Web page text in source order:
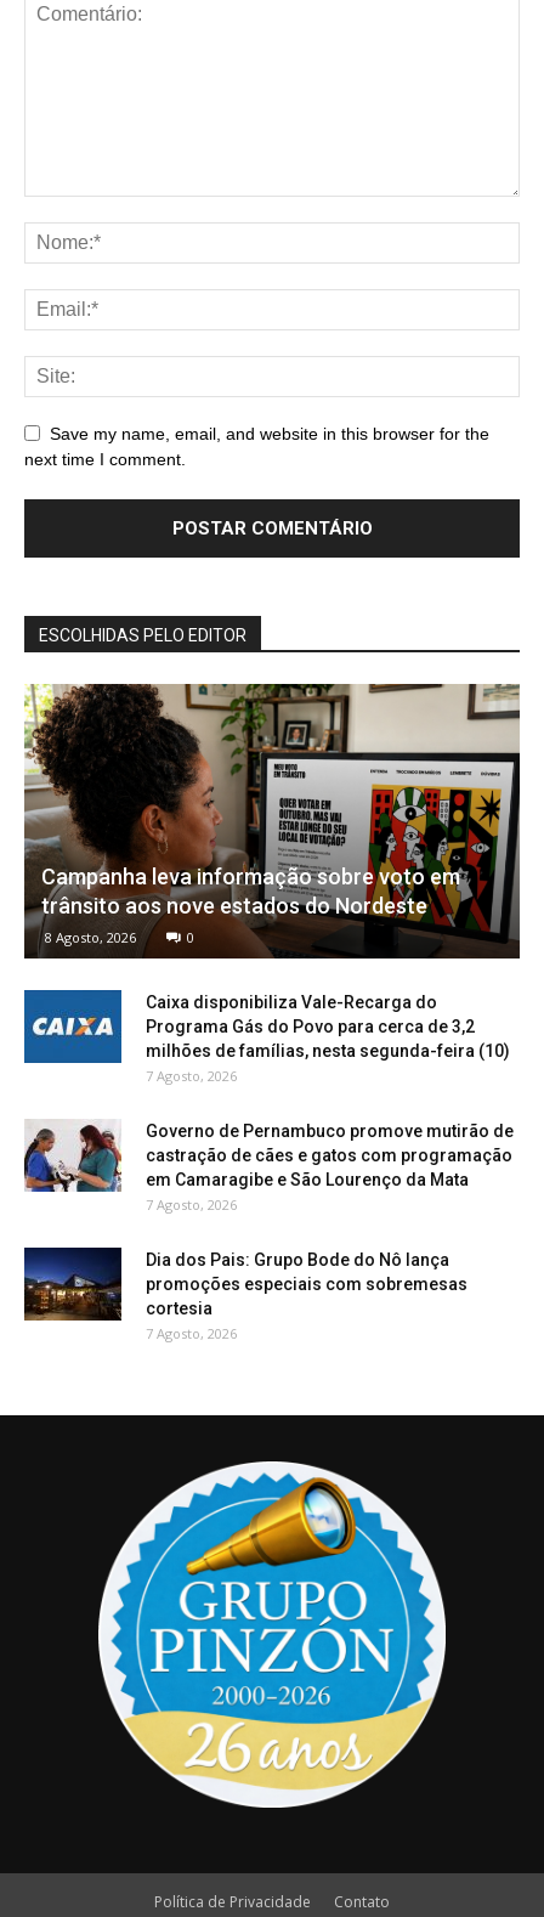
Save my name, email, and website in this browser for the
next time I comment.
ESCOLHIDAS PELO EDITOR
Campanha leva informação sobre voto em
trânsito aos nove estados do Nordeste
8 Agosto, 2026 0
Caixa disponibiliza Vale-Recarga do
Programa Gás do Povo para cerca de 3,2
milhões de famílias, nesta segunda-feira (10)
7 Agosto, 2026
Governo de Pernambuco promove mutirão de
castração de cães e gatos com programação
em Camaragibe e São Lourenço da Mata
7 Agosto, 2026
Dia dos Pais: Grupo Bode do Nô lança
promoções especiais com sobremesas
cortesia
7 Agosto, 2026
Política de Privacidade Contato